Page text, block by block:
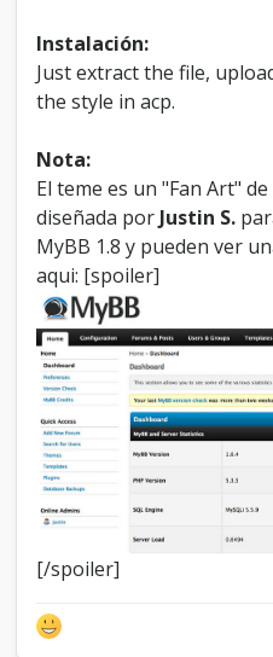
Instalación:
Just extract the file,
the style in acp.
Nota:
El teme es un "Fan Art"
diseñada por Justin S.
MyBB 1.8 y pueden ver
aqui: [spoiler]
[/spoiler]